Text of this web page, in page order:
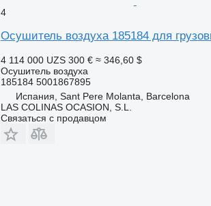
4
Осушитель воздуха 185184 для
4 114 000 UZS 300 € ≈ 346,60 $
Осушитель воздуха
185184 5001867895
Испания, Sant Pere Molanta, Barcelona
LAS COLINAS OCASION, S.L.
Связаться с продавцом